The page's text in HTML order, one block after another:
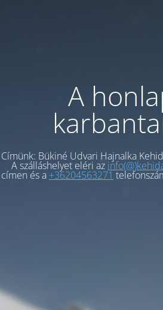
A
Címünk: Bükiné Udvari Hajnalka
A szálláshelyet eléri az
címen és a +36204563271